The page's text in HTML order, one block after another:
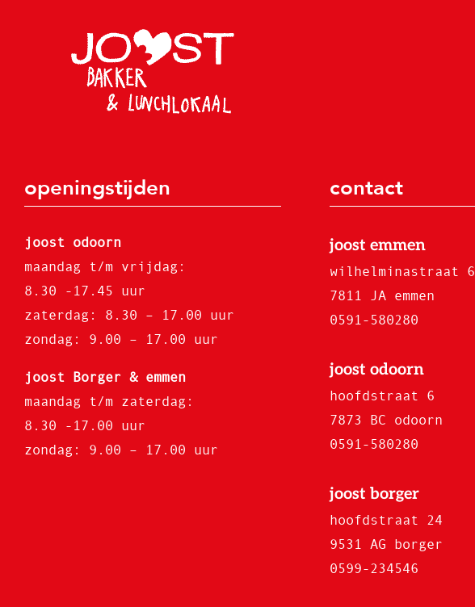
openingstijden
joost odoorn
maandag t/m vrijdag:
8.30 -17.45 uur
zaterdag: 8.30 – 17.00 uur
zondag: 9.00 – 17.00 uur
joost Borger & emmen
maandag t/m zaterdag:
8.30 -17.00 uur
zondag: 9.00 – 17.00 uur
contact
joost emmen
wilhelminastraat 6
7811 JA emmen
0591-580280
joost odoorn
hoofdstraat 6
7873 BC odoorn
0591-580280
joost borger
hoofdstraat 24
9531 AG borger
0599-234546